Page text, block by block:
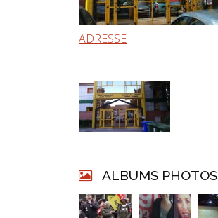
ADRESSE
ALBUMS PHOTOS